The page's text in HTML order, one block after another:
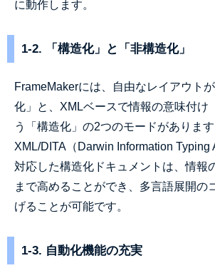
に動作します。
1-2. 「構造化」と「非構造化」
FrameMakerには、自由なレイアウト
化」と、XMLベースで情報の意味付け
う「構造化」の2つのモードがありま
XML/DITA（Darwin Information Typing
対応した構造化ドキュメントは、情報
まで高めることができ、多言語展開の
げることが可能です。
1-3. 自動化機能の充実